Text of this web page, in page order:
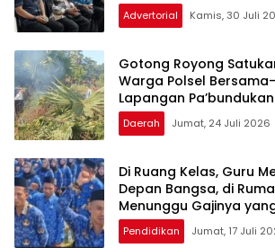
Advertorial Kamis, 30 Juli
Gotong Royong
Warga Polsel
Lapangan
ke-81
Daerah Jumat, 24 Juli 2026
Di Ruang Kelas, Guru
Depan Bangsa, di
Menunggu Gajinya
Pendidikan Jumat, 17 Juli